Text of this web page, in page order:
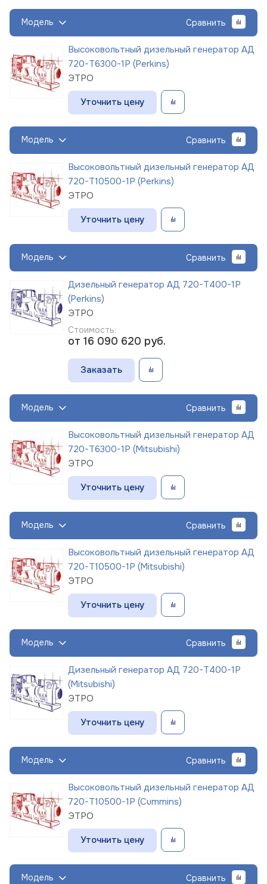
Модель Сравнить
Высоковольтный дизельный генератор АД
720-Т6300-1Р (Perkins)
ЭТРО
Уточнить цену
Модель Сравнить
Высоковольтный дизельный генератор АД
720-Т10500-1Р (Perkins)
ЭТРО
Уточнить цену
Модель Сравнить
Дизельный генератор АД 720-Т400-1Р
(Perkins)
ЭТРО
Стоимость:
от 16 090 620 руб.
Заказать
Модель Сравнить
Высоковольтный дизельный генератор АД
720-Т6300-1Р (Mitsubishi)
ЭТРО
Уточнить цену
Модель Сравнить
Высоковольтный дизельный генератор АД
720-Т10500-1Р (Mitsubishi)
ЭТРО
Уточнить цену
Модель Сравнить
Дизельный генератор АД 720-Т400-1Р
(Mitsubishi)
ЭТРО
Уточнить цену
Модель Сравнить
Высоковольтный дизельный генератор АД
720-Т10500-1Р (Cummins)
ЭТРО
Уточнить цену
Модель Сравнить